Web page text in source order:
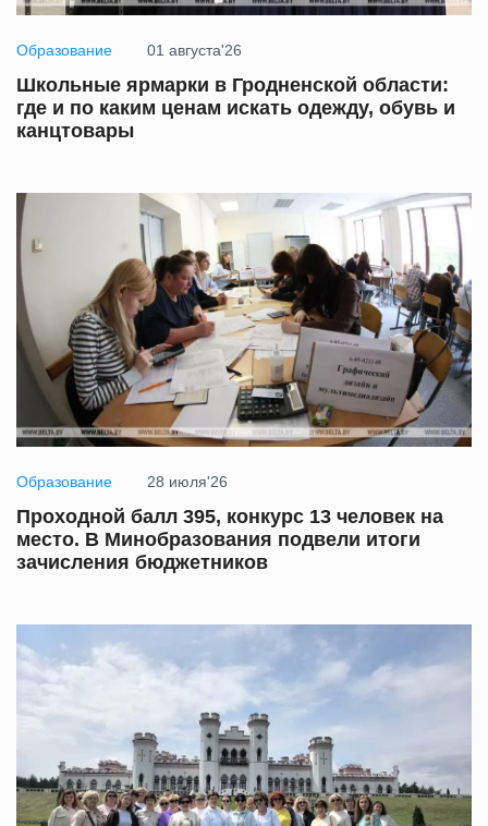
Образование 01 августа'26
Школьные ярмарки в Гродненской области:
где и по каким ценам искать одежду, обувь и
канцтовары
Образование 28 июля'26
Проходной балл 395, конкурс 13 человек на
место. В Минобразования подвели итоги
зачисления бюджетников